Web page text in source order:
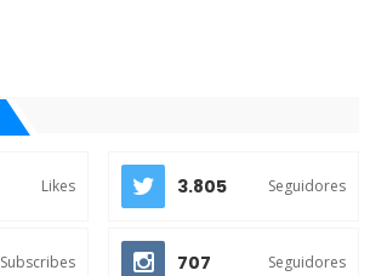
Likes 3.805 Seguidores
Subscribes 707 Seguidores